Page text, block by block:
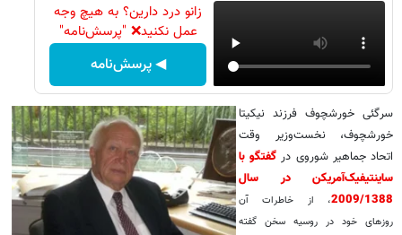
زانو درد دارین؟ به هیچ وجه
عمل نکنید❌ "پرسش‌نامه"
◀ پرسش‌نامه
سرگئی خورشچوف فرزند نیکیتا
خورشچوف، نخست‌وزیر وقت
اتحاد جماهیر شوروی در گفتگو با
ساینتیفیک‌آمریکن در سال
2009/1388، از خاطرات آن
روزهای خود در روسیه سخن گفته